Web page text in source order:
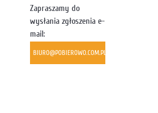
Zapraszamy do
wysłania zgłoszenia e-
mail:
BIURO@POBIEROWO.COM.PL